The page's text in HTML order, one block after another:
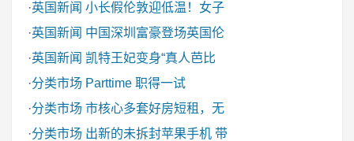
·英国新闻 小长假伦敦迎低温！女子
·英国新闻 中国深圳富豪登场英国伦
·英国新闻 凯特王妃变身“真人芭比
·分类市场 Parttime 职得一试
·分类市场 市核心多套好房短租，无
·分类市场 出新的未拆封苹果手机 带